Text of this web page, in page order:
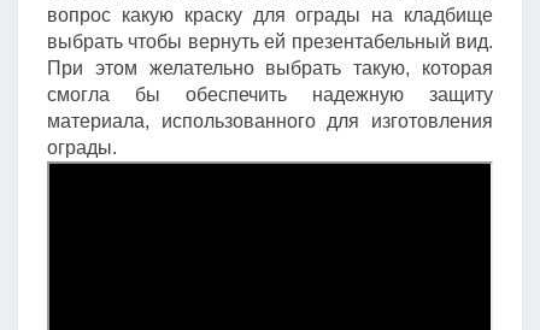
вопрос какую краску для ограды на кладбище
выбрать чтобы вернуть ей презентабельный вид.
При этом желательно выбрать такую, которая
смогла бы обеспечить надежную защиту
материала, использованного для изготовления
ограды.